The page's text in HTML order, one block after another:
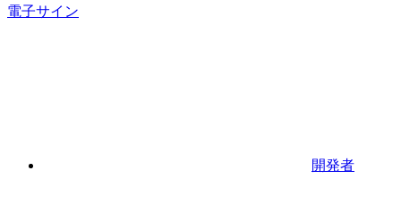
電子サイン
開発者